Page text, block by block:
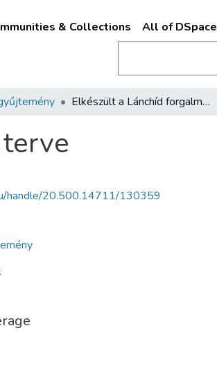
& Collections All of DSpace
Elkészült a Lánchíd forgalmi terve
handle/20.500.14711/130359